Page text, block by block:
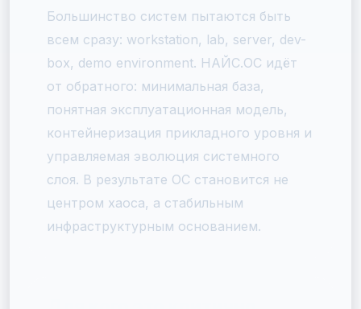
Большинство систем пытаются быть
всем сразу: workstation, lab, server, dev-
box, demo environment. НАЙС.ОС идёт
от обратного: минимальная база,
понятная эксплуатационная модель,
контейнеризация прикладного уровня и
управляемая эволюция системного
слоя. В результате ОС становится не
центром хаоса, а стабильным
инфраструктурным основанием.